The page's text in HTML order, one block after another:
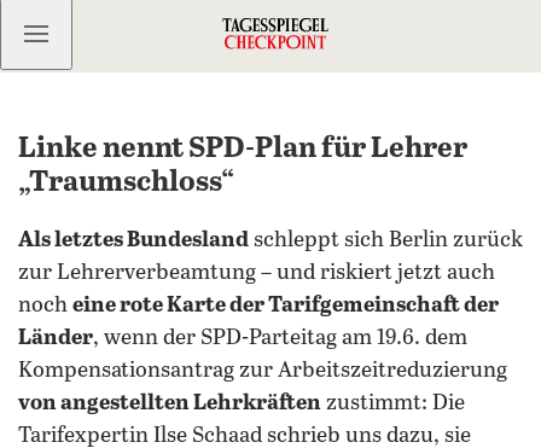
Kostenlos anmelden
Linke nennt SPD-Plan für Lehrer
„Traumschloss“
Als letztes Bundesland schleppt sich Berlin zurück
zur Lehrerverbeamtung – und riskiert jetzt auch
noch eine rote Karte der Tarifgemeinschaft der
Länder, wenn der SPD-Parteitag am 19.6. dem
Kompensationsantrag zur Arbeitszeitreduzierung
von angestellten Lehrkräften zustimmt: Die
Tarifexpertin Ilse Schaad schrieb uns dazu, sie